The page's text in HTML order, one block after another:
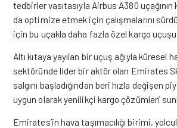
tedbirler vasıtasıyla Airbus A380
da optimize etmek için çalışmalarını
için bu uçakla daha fazla özel kargo uçuşu
Altı kıtaya yayılan bir uçuş ağıyla küresel
sektöründe lider bir aktör olan Emirates
salgını başladığından beri hızla değişen
uygun olarak yenilikçi kargo çözümleri
Emirates’in hava taşımacılığı birimi,